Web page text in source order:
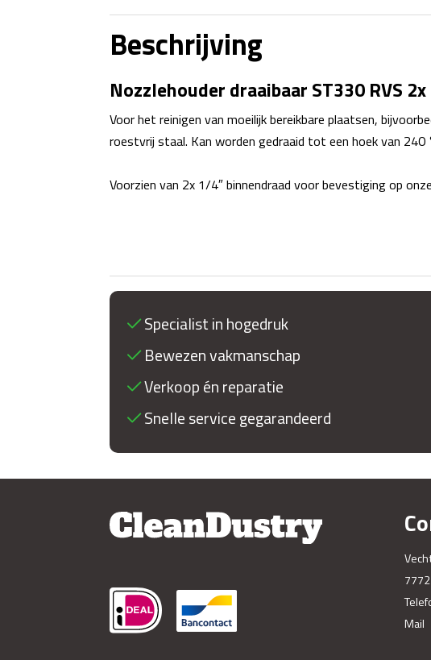
Beschrijving
Nozzlehouder draaibaar ST330 RVS
Voor het reinigen van moeilijk bereikbare plaatsen,
roestvrij staal. Kan worden gedraaid tot een hoek van 240
Voorzien van 2x 1/4″ binnendraad voor bevestiging op onze
Specialist in hogedruk
Bewezen vakmanschap
Verkoop én reparatie
Snelle service gegarandeerd
Mail